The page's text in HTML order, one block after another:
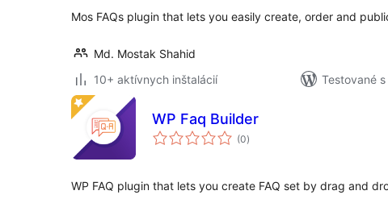
Mos FAQs plugin that lets you easily create, order and
Md. Mostak Shahid
10+ aktívnych inštalácií
Testované
WP Faq Builder
(0celkové
hodnotenie
)
WP FAQ plugin that lets you create FAQ set by drag and